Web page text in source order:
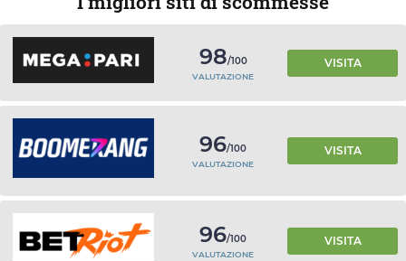
98/100
VALUTAZIONE
VISITA
96/100
VALUTAZIONE
VISITA
96/100
VALUTAZIONE
VISITA